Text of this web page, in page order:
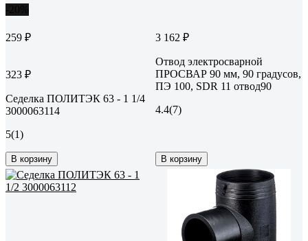
259 ₽
323 ₽
Седелка ПОЛИТЭК 63 - 1 1/4
3000063114
5(1)
В корзину
3 162 ₽
Отвод электросварной
ПРОСВАР 90 мм, 90 градусов,
ПЭ 100, SDR 11 отвод90
4.4(7)
В корзину